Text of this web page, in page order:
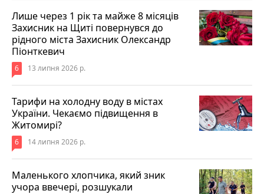
Лише через 1 рік та майже 8 місяців
Захисник на Щиті повернувся до
рідного міста Захисник Олександр
Піонткевич
6 13 липня 2026 р.
Тарифи на холодну воду в містах
України. Чекаємо підвищення в
Житомирі?
6 14 липня 2026 р.
Маленького хлопчика, який зник
учора ввечері, розшукали